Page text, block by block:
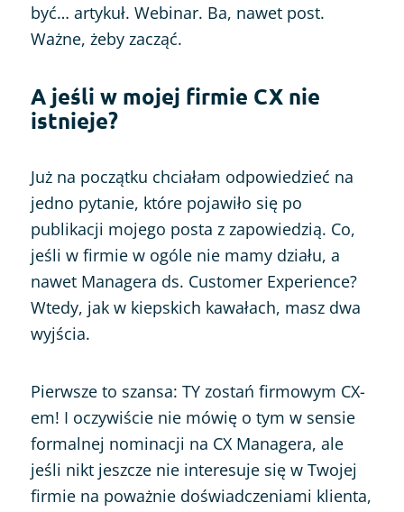
być… artykuł. Webinar. Ba, nawet post.
Ważne, żeby zacząć.
A jeśli w mojej firmie CX nie
istnieje?
Już na początku chciałam odpowiedzieć na
jedno pytanie, które pojawiło się po
publikacji mojego posta z zapowiedzią. Co,
jeśli w firmie w ogóle nie mamy działu, a
nawet Managera ds. Customer Experience?
Wtedy, jak w kiepskich kawałach, masz dwa
wyjścia.
Pierwsze to szansa: TY zostań firmowym CX-
em! I oczywiście nie mówię o tym w sensie
formalnej nominacji na CX Managera, ale
jeśli nikt jeszcze nie interesuje się w Twojej
firmie na poważnie doświadczeniami klienta,